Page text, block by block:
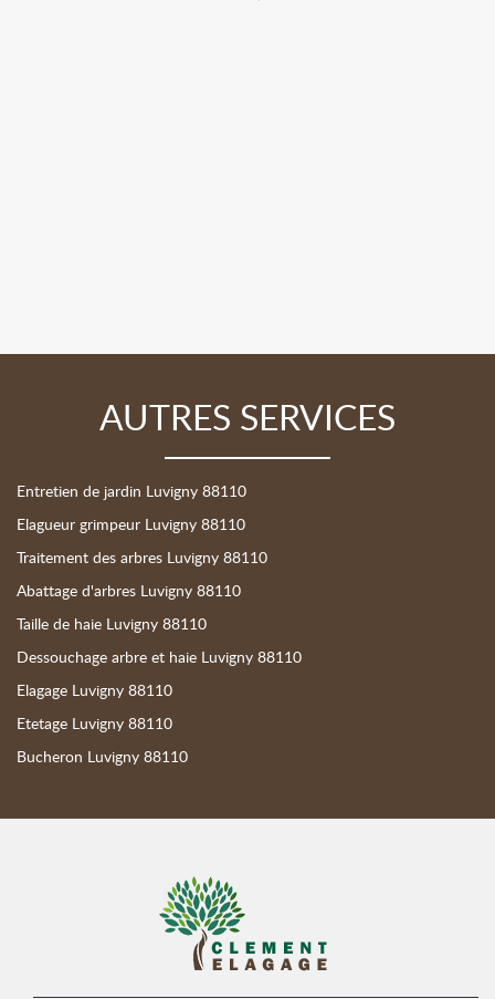
AUTRES SERVICES
Entretien de jardin Luvigny 88110
Elagueur grimpeur Luvigny 88110
Traitement des arbres Luvigny 88110
Abattage d'arbres Luvigny 88110
Taille de haie Luvigny 88110
Dessouchage arbre et haie Luvigny 88110
Elagage Luvigny 88110
Etetage Luvigny 88110
Bucheron Luvigny 88110